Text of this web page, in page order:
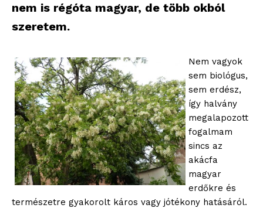
nem is régóta magyar, de több okból
szeretem.
Nem vagyok
sem biológus,
sem erdész,
így halvány
megalapozott
fogalmam
sincs az
akácfa
magyar
erdőkre és
természetre gyakorolt káros vagy jótékony hatásáról.